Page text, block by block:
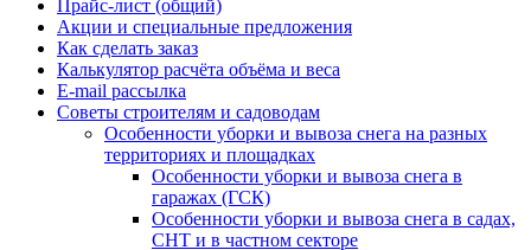
Прайс-лист (общий)
Акции и специальные предложения
Как сделать заказ
Калькулятор расчёта объёма и веса
E-mail рассылка
Советы строителям и садоводам
Особенности уборки и вывоза снега на разных
территориях и площадках
Особенности уборки и вывоза снега в
гаражах (ГСК)
Особенности уборки и вывоза снега в садах,
СНТ и в частном секторе